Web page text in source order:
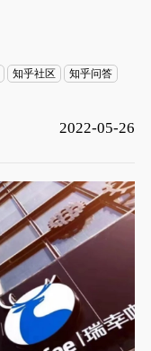
知乎社区
知乎问答
2022-05-26